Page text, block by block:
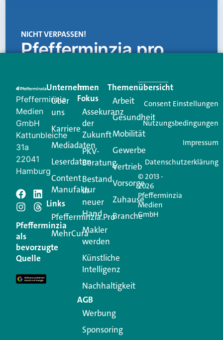
NICHT VERPASSEN!
Pfefferminzia.pro
Creator für Ihre Kundenkommunikation. Alles, was
Ihren Vertriebsalltag leichter macht. Mit nur einem
Login.
Jetzt anmelden
Schreiben Sie einen
Kommentar
Ihre E-Mail-Adresse wird nicht veröffentlicht.
Erforderliche Felder sind mit
Kommentar
Pfefferminzia
Medien
GmbH
Kattunbleiche
31a
22041
Hamburg
Pfefferminzia
als
bevorzugte
Quelle
Unternehmen
Über
uns
Karriere
Mediadaten
Leserdaten
Content
Manufaktur
Links
Pfefferminzia.Pro
MehrCura
Im
Fokus
Assekuranz
der
Zukunft
PKV-
Beratung
Bestand
in
neuer
Hand
Makler
werden
Künstliche
Intelligenz
Nachhaltigkeit
AGB
Werbung
Sponsoring
Themenübersicht
Arbeit
Gesundheit
Mobilität
Gewerbe
Vertrieb
Vorsorge
Zuhause
Branche
© 2013 -
2026
Pfefferminzia
Medien
GmbH
Consent Einstellungen
Nutzungsbedingungen
Impressum
Datenschutzerklärung